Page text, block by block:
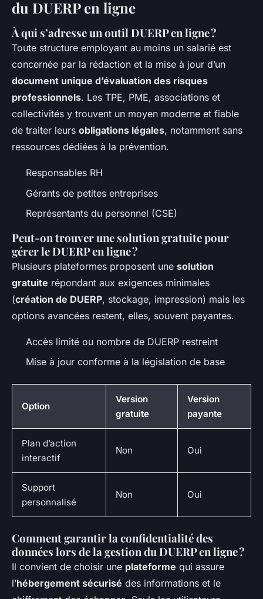
du DUERP en ligne
À qui s’adresse un outil DUERP en ligne ?
Toute structure employant au moins un salarié est
concernée par la rédaction et la mise à jour d’un
document unique d’évaluation des risques
professionnels. Les TPE, PME, associations et
collectivités y trouvent un moyen moderne et fiable
de traiter leurs obligations légales, notamment sans
ressources dédiées à la prévention.
Responsables RH
Gérants de petites entreprises
Représentants du personnel (CSE)
Peut-on trouver une solution gratuite pour
gérer le DUERP en ligne ?
Plusieurs plateformes proposent une solution
gratuite répondant aux exigences minimales
(création de DUERP, stockage, impression) mais les
options avancées restent, elles, souvent payantes.
Accès limité ou nombre de DUERP restreint
Mise à jour conforme à la législation de base
Option
Version
gratuite
Version
payante
Plan d’action
interactif
Non Oui
Support
personnalisé
Non Oui
Comment garantir la confidentialité des
données lors de la gestion du DUERP en ligne ?
Il convient de choisir une plateforme qui assure
l’hébergement sécurisé des informations et le